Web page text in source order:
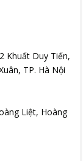
Khuất Duy Tiến,
TP. Hà Nội
Liệt, Hoàng